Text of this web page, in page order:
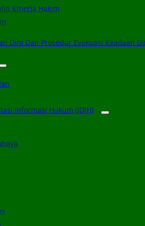
Kinerja Hakim
Dini Dan Prosedur Evakuasi Keadaan
Informasi Hukum (JDIH)